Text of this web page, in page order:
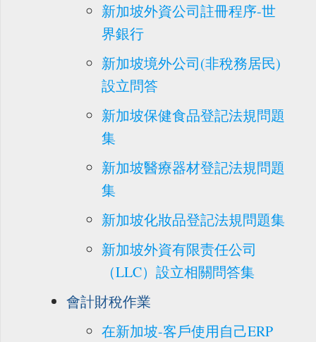
新加坡外資公司註冊程序-世
界銀行
新加坡境外公司(非稅務居民)
設立問答
新加坡保健食品登記法規問題
集
新加坡醫療器材登記法規問題
集
新加坡化妝品登記法規問題集
新加坡外資有限责任公司
（LLC）設立相關問答集
會計財稅作業
在新加坡-客戶使用自己ERP